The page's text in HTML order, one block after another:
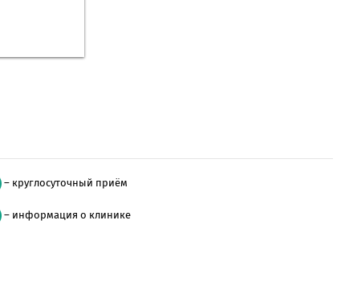
– круглосуточный приём
– информация о клинике